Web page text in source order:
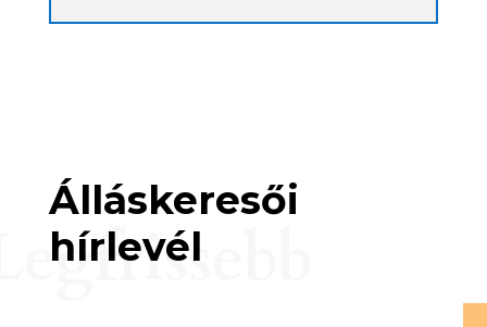
Álláskeresői
hírlevél